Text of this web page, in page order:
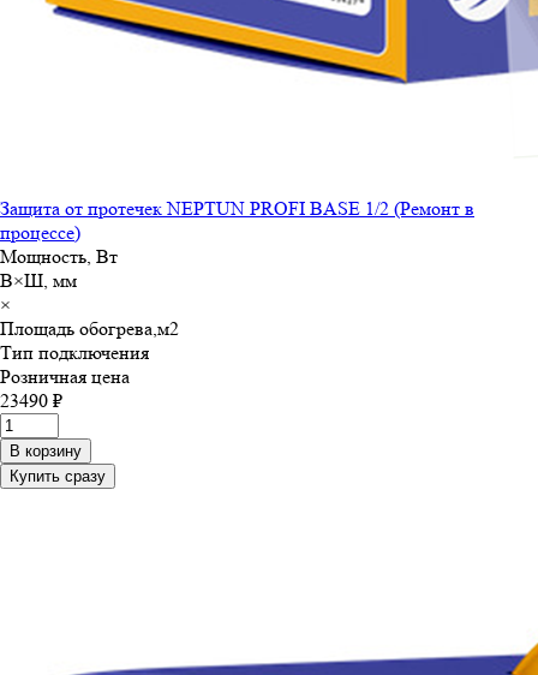
Защита от протечек NEPTUN PROFI BASE 1/2 (Ремонт в
процессе)
Мощность, Вт
В×Ш, мм
×
Площадь обогрева,м2
Тип подключения
Розничная цена
23490 ₽
В корзину
Купить сразу